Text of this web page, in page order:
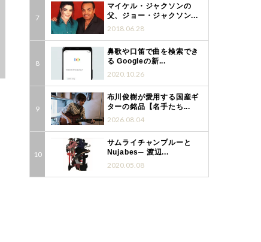
マイケル・ジャクソンの
父、ジョー・ジャクソン...
2018.06.28
鼻歌や口笛で曲を検索でき
る Googleの新...
2020.10.26
布川俊樹が愛用する国産ギ
ターの銘品【名手たち...
2026.08.04
サムライチャンプルーと
Nujabes─ 渡辺...
2020.05.08